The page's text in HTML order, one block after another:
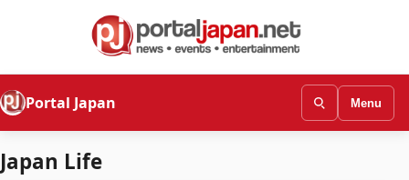
Portal Japan Menu
Japan Life